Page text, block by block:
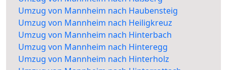
Umzug von Mannheim nach Haubensteig
Umzug von Mannheim nach Heiligkreuz
Umzug von Mannheim nach Hinterbach
Umzug von Mannheim nach Hinteregg
Umzug von Mannheim nach Hinterholz